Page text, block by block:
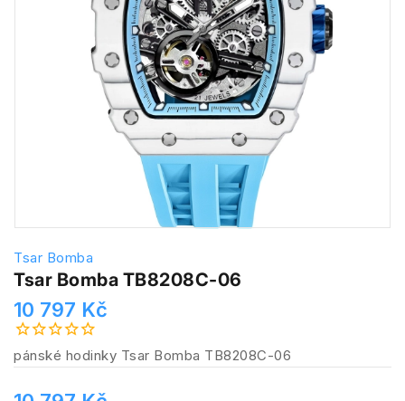
Tsar Bomba
Tsar Bomba TB8208C-06
10 797 Kč
pánské hodinky Tsar Bomba TB8208C-06